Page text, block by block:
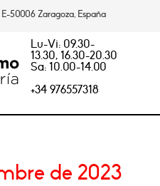
50006 Zaragoza, España
Lu-Vi: 09.30-
13.30, 16.30-20.30
Sa: 10.00-14.00
+34 976557318
de 2023